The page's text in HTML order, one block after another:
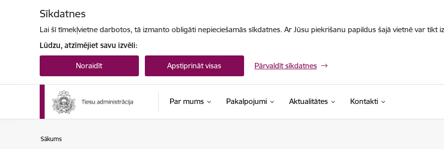
Sīkdatnes
Lai šī tīmekļvietne darbotos, tā izmanto obligāti nepieciešamās sīkdatnes. Ar Jūsu piekrišanu papildus šajā vietnē var tikt
Lūdzu, atzīmējiet savu izvēli:
Noraidīt Apstiprināt visas Pārvaldīt sīkdatnes
Par mums Pakalpojumi Aktualitātes Kontakti
Sākums